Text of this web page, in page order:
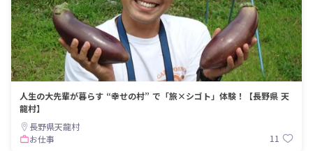
人生の大先輩が暮らす “幸せの村” で「旅×シゴト」体験！【長野県 天
龍村】
長野県天龍村
お仕事
11